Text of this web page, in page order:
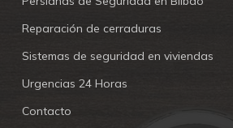
Reparación de cerraduras
Sistemas de seguridad en viviendas
Urgencias 24 Horas
Contacto